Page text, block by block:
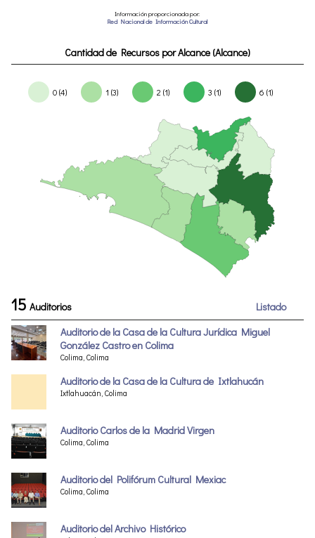
Información proporcionada por:
Red Nacional de Información Cultural
15 Auditorios
Listado
Auditorio de la Casa de la Cultura Jurídica Miguel
González Castro en Colima
Colima, Colima
Auditorio de la Casa de la Cultura de Ixtlahucán
Ixtlahuacán, Colima
Auditorio Carlos de la Madrid Virgen
Colima, Colima
Auditorio del Polifórum Cultural Mexiac
Colima, Colima
Auditorio del Archivo Histórico
Cantidad de Recursos por Alcance (Alcance)
0 (4) 1 (3) 2 (1) 3 (1) 6 (1)